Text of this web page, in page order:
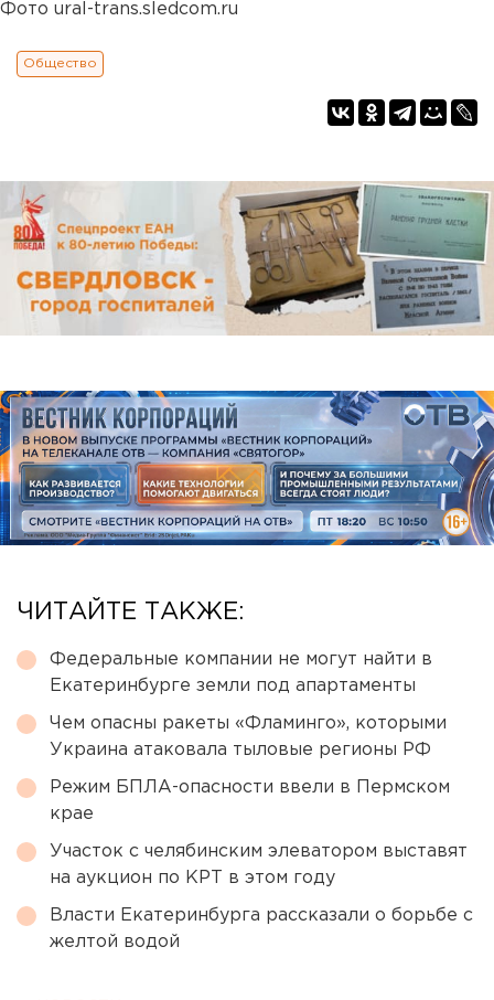
Фото ural-trans.sledcom.ru
Общество
ЧИТАЙТЕ ТАКЖЕ:
Федеральные компании не могут найти в
Екатеринбурге земли под апартаменты
Чем опасны ракеты «Фламинго», которыми
Украина атаковала тыловые регионы РФ
Режим БПЛА-опасности ввели в Пермском
крае
Участок с челябинским элеватором выставят
на аукцион по КРТ в этом году
Власти Екатеринбурга рассказали о борьбе с
желтой водой